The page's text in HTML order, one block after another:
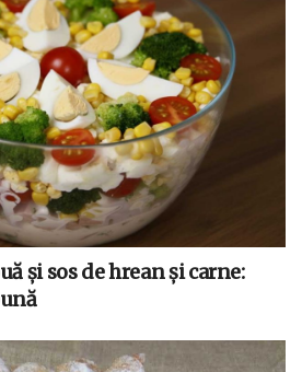
și sos de hrean și carne: